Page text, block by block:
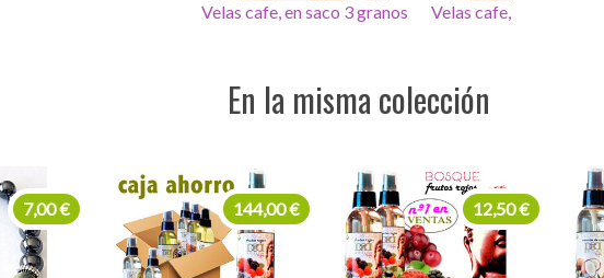
Velas cafe, en saco 3 granos Velas cafe, en saco 3
En la misma colección
7,00 € 144,00 € 12,50 €